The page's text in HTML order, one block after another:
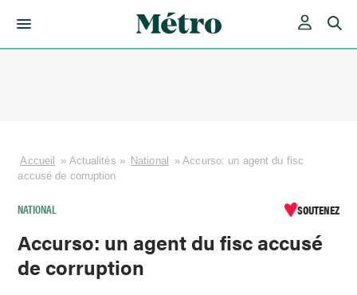
Accueil » Actualités » National »Accurso: un agent du fisc
accusé de corruption
NATIONAL SOUTENEZ
Accurso: un agent du fisc accusé
de corruption